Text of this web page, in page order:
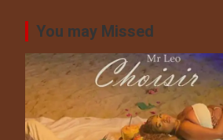
You may Missed